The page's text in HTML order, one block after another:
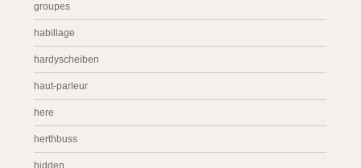
groupes
habillage
hardyscheiben
haut-parleur
here
herthbuss
hidden